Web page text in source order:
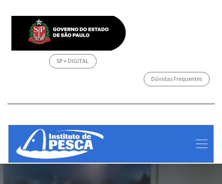
SP + DIGITAL
Dúvidas Frequentes